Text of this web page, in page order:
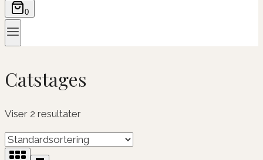
0
Catstages
Viser 2 resultater